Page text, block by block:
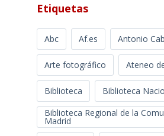
Etiquetas
Abc Af.es Antonio
Arte fotográfico Ateneo
Biblioteca
Biblioteca
Biblioteca Regional de la
Madrid